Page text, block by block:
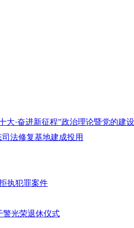
大·奋进新征程”政治理论暨党的建
法修复基地建成投用
执犯罪案件
警光荣退休仪式